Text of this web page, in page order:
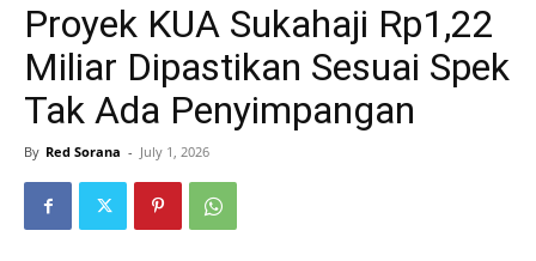
Proyek KUA Sukahaji Rp1,22
Miliar Dipastikan Sesuai Spek
Tak Ada Penyimpangan
By Red Sorana - July 1, 2026